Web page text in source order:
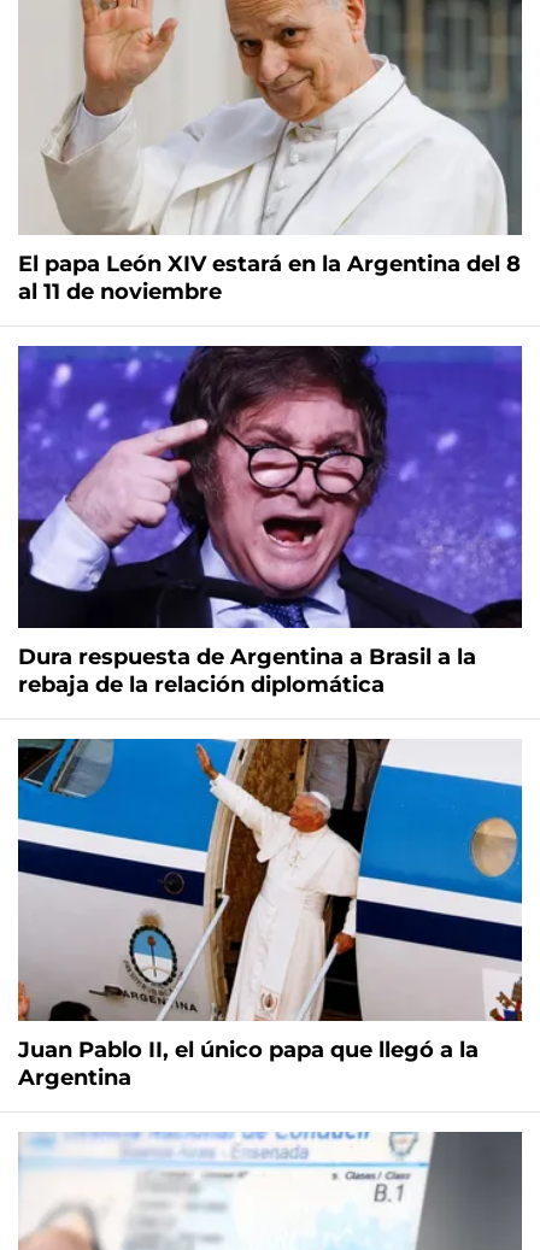
El papa León XIV estará en la Argentina del 8
al 11 de noviembre
Dura respuesta de Argentina a Brasil a la
rebaja de la relación diplomática
Juan Pablo II, el único papa que llegó a la
Argentina